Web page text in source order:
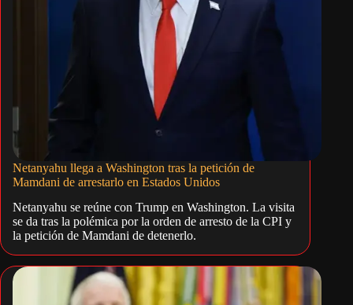
Netanyahu llega a Washington tras la petición de
Mamdani de arrestarlo en Estados Unidos
Netanyahu se reúne con Trump en Washington. La visita
se da tras la polémica por la orden de arresto de la CPI y
la petición de Mamdani de detenerlo.